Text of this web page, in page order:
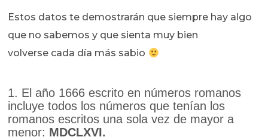
Estos datos te demostrarán que siempre hay algo
que no sabemos y que sienta muy bien
volverse cada día más sabio
1. El año 1666 escrito en números romanos
incluye todos los números que tenían los
romanos escritos una sola vez de mayor a
menor: MDCLXVI.